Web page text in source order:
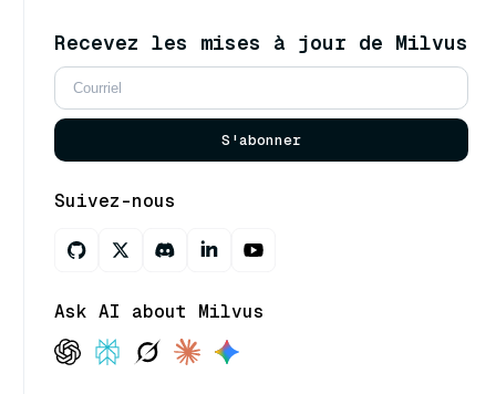
Recevez les mises à jour de Milvus
S'abonner
Suivez-nous
Ask AI about Milvus